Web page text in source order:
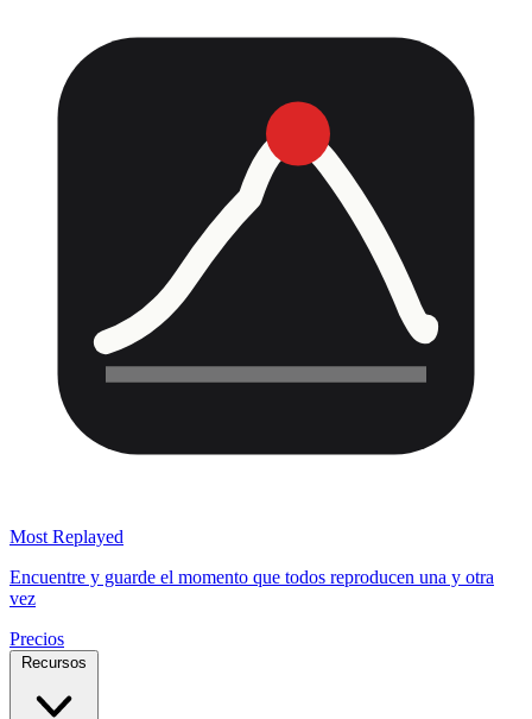
Most Replayed
Encuentre y guarde el momento que todos reproducen una y otra
vez
Precios
Recursos